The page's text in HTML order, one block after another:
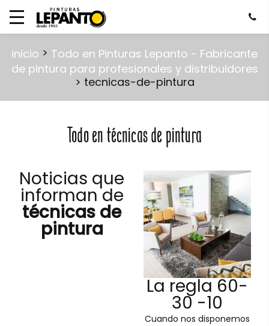
inicio > Todo en Pinturas Lepanto - Fabricante
de pintura para profesionales y distribuidores
> tecnicas-de-pintura
Todo en técnicas de pintura
Noticias que
informan de
técnicas de
pintura
La regla 60-
30 -10
Cuando nos disponemos